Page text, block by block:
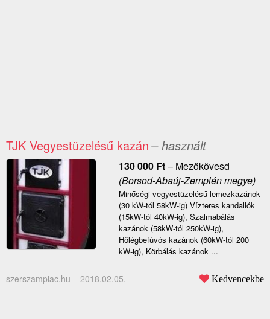
TJK Vegyestüzelésű kazán– használt
130 000 Ft– Mezőkövesd
(Borsod-Abaúj-Zemplén megye)
Minőségi vegyestüzelésű lemezkazánok
(30 kW-tól 58kW-ig) Vízteres kandallók
(15kW-tól 40kW-ig), Szalmabálás
kazánok (58kW-tól 250kW-ig),
Hőlégbefúvós kazánok (60kW-tól 200
kW-ig), Körbálás kazánok ...
szerszampiac.hu – 2018.02.05. Kedvencekbe